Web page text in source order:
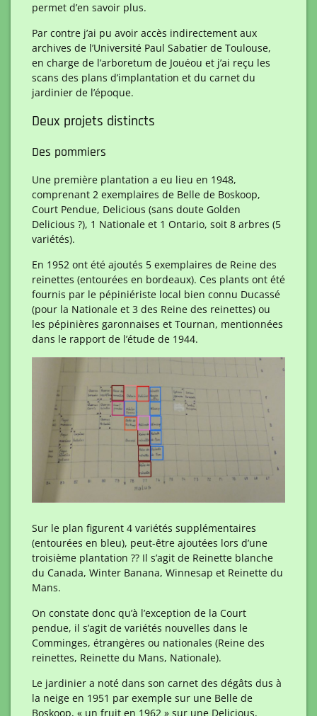
permet d’en savoir plus.
Par contre j’ai pu avoir accès indirectement aux
archives de l’Université Paul Sabatier de Toulouse,
en charge de l’arboretum de Jouéou et j’ai reçu les
scans des plans d’implantation et du carnet du
jardinier de l’époque.
Deux projets distincts
Des pommiers
Une première plantation a eu lieu en 1948,
comprenant 2 exemplaires de Belle de Boskoop,
Court Pendue, Delicious (sans doute Golden
Delicious ?), 1 Nationale et 1 Ontario, soit 8 arbres (5
variétés).
En 1952 ont été ajoutés 5 exemplaires de Reine des
reinettes (entourées en bordeaux). Ces plants ont été
fournis par le pépiniériste local bien connu Ducassé
(pour la Nationale et 3 des Reine des reinettes) ou
les pépinières garonnaises et Tournan, mentionnées
dans le rapport de l’étude de 1944.
Sur le plan figurent 4 variétés supplémentaires
(entourées en bleu), peut-être ajoutées lors d’une
troisième plantation ?? Il s’agit de Reinette blanche
du Canada, Winter Banana, Winnesap et Reinette du
Mans.
On constate donc qu’à l’exception de la Court
pendue, il s’agit de variétés nouvelles dans le
Comminges, étrangères ou nationales (Reine des
reinettes, Reinette du Mans, Nationale).
Le jardinier a noté dans son carnet des dégâts dus à
la neige en 1951 par exemple sur une Belle de
Boskoop, « un fruit en 1962 » sur une Delicious,